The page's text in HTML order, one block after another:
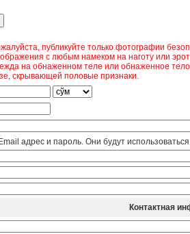
публикуйте только фотографии
с любым намеком на наготу или
на обнаженном теле или обнаженное
скрывающей половые признаки.
адрес и пароль. Они будут
Контактная